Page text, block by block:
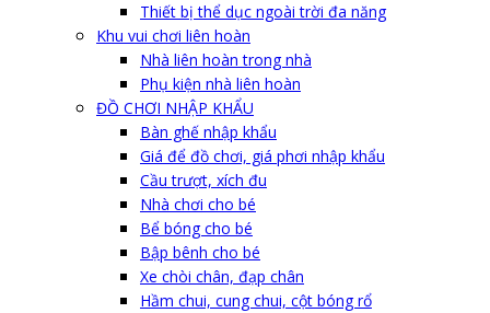
Thiết bị thể dục ngoài trời đa năng
Khu vui chơi liên hoàn
Nhà liên hoàn trong nhà
Phụ kiện nhà liên hoàn
ĐỒ CHƠI NHẬP KHẨU
Bàn ghế nhập khẩu
Giá để đồ chơi, giá phơi nhập khẩu
Cầu trượt, xích đu
Nhà chơi cho bé
Bể bóng cho bé
Bập bênh cho bé
Xe chòi chân, đạp chân
Hầm chui, cung chui, cột bóng rổ